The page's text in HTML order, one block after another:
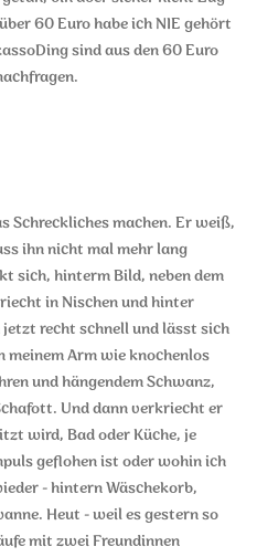
60 Euro habe ich NIE gehört
sind aus den 60 Euro
Schreckliches machen. Er weiß,
ihn nicht mal mehr lang
sich, hinterm Bild, neben dem
in Nischen und hinter
recht schnell und lässt sich
meinem Arm wie knochenlos
und hängendem Schwanz,
Und dann verkriecht er
wird, Bad oder Küche, je
geflohen ist oder wohin ich
- hintern Wäschekorb,
Heut - weil es gestern so
mit zwei Freundinnen